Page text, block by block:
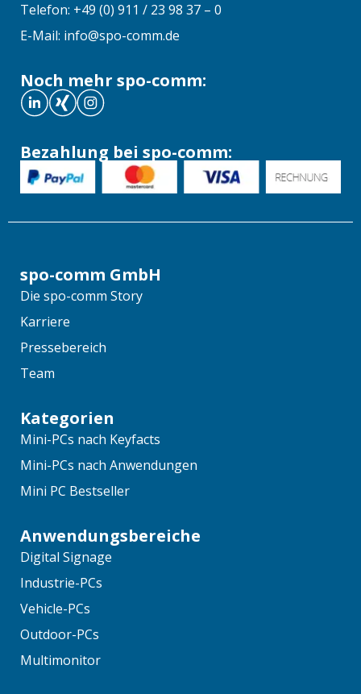
Telefon: +49 (0) 911 / 23 98 37 – 0
E-Mail: info@spo-comm.de
Noch mehr spo-comm:
Bezahlung bei spo-comm:
spo-comm GmbH
Die spo-comm Story
Karriere
Pressebereich
Team
Kategorien
Mini-PCs nach Keyfacts
Mini-PCs nach Anwendungen
Mini PC Bestseller
Anwendungsbereiche
Digital Signage
Industrie-PCs
Vehicle-PCs
Outdoor-PCs
Multimonitor